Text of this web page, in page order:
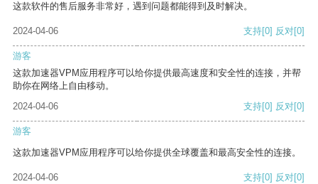
这款软件的售后服务非常好，遇到问题都能得到及时解决。
2024-04-06 支持[0] 反对[0]
游客
这款加速器VPM应用程序可以给你提供最高速度和安全性的连接，并帮
助你在网络上自由移动。
2024-04-06
支持[0] 反对[0]
游客
这款加速器VPM应用程序可以给你提供全球覆盖和最高安全性的连接。
2024-04-06 支持[0] 反对[0]